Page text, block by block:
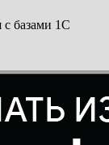
с базами 1С